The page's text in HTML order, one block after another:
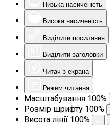
Низька насиченість
Висока насиченість
Виділити посилання
Виділити заголовки
Читач з екрана
Режим читання
Масштабування 100%
Розмір шрифту 100%
Висота лінії 100%